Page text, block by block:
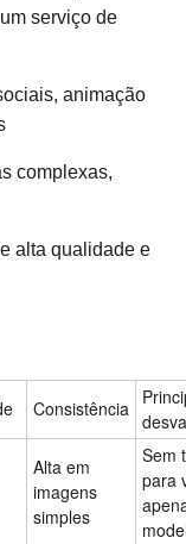
serviço de
animação
complexas,
alta qualidade e
Consistência
Alta em
imagens
simples
Sem
para